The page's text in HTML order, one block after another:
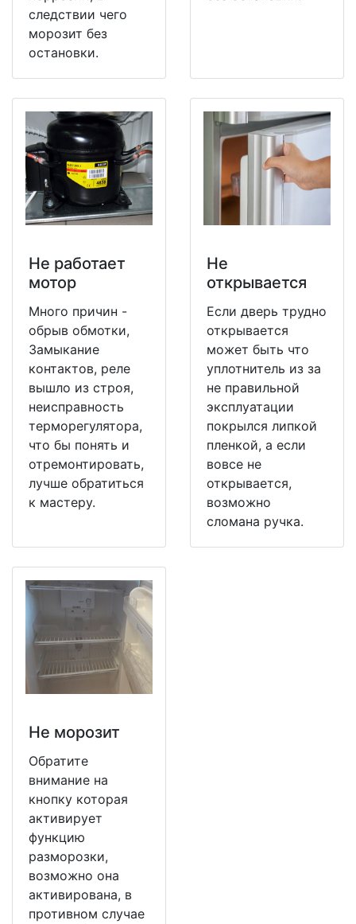
следствии чего
морозит без
остановки.
Не работает
мотор
Много причин -
обрыв обмотки,
Замыкание
контактов, реле
вышло из строя,
неисправность
терморегулятора,
что бы понять и
отремонтировать,
лучше обратиться
к мастеру.
Не
открывается
Если дверь трудно
открывается
может быть что
уплотнитель из за
не правильной
эксплуатации
покрылся липкой
пленкой, а если
вовсе не
открывается,
возможно
сломана ручка.
Не морозит
Обратите
внимание на
кнопку которая
активирует
функцию
разморозки,
возможно она
активирована, в
противном случае